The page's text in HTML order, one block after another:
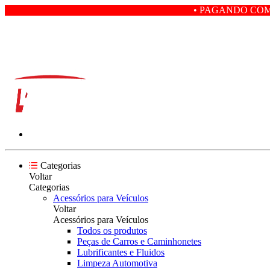
• PAGANDO COM PIX VOCÊ
Categorias
Voltar
Categorias
Acessórios para Veículos
Voltar
Acessórios para Veículos
Todos os produtos
Peças de Carros e Caminhonetes
Lubrificantes e Fluidos
Limpeza Automotiva